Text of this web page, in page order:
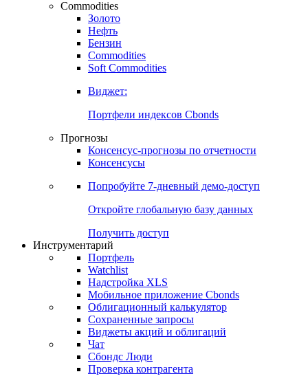
Commodities
Золото
Нефть
Бензин
Commodities
Soft Commodities
Виджет:
Портфели индексов Cbonds
Прогнозы
Консенсус-прогнозы по отчетности
Консенсусы
Попробуйте 7-дневный демо-доступ
Откройте глобальную базу данных
Получить доступ
Инструментарий
Портфель
Watchlist
Надстройка XLS
Мобильное приложение Cbonds
Облигационный калькулятор
Сохраненные запросы
Виджеты акций и облигаций
Чат
Сбондс Люди
Проверка контрагента